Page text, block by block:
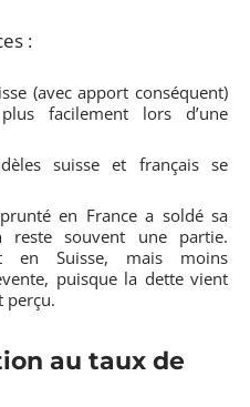
:
(avec apport conséquent)
facilement lors d’une
suisse et français se
en France a soldé sa
souvent une partie.
en Suisse, mais moins
puisque la dette vient
perçu.
au taux de